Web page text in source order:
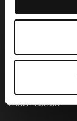
Idioma
Iniciar sesión